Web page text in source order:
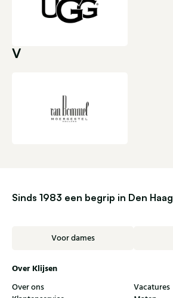
V
Sinds 1983 een begrip in Den Haag
Voor dames
Over Klijsen
Over ons
Vacatures